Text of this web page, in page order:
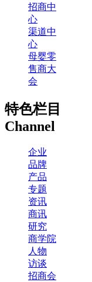
招商中
心
渠道中
心
母婴零
售商大
会
特色栏目
Channel
企业
品牌
产品
专题
资讯
商讯
研究
商学院
人物
访谈
招商会